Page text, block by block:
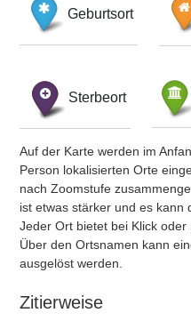
Geburtsort
Sterbeort
Auf der Karte werden im
Person lokalisierten Orte
nach Zoomstufe
ist etwas stärker und es kann
Jeder Ort bietet bei Klick oder
Über den Ortsnamen kann
ausgelöst werden.
Zitierweise